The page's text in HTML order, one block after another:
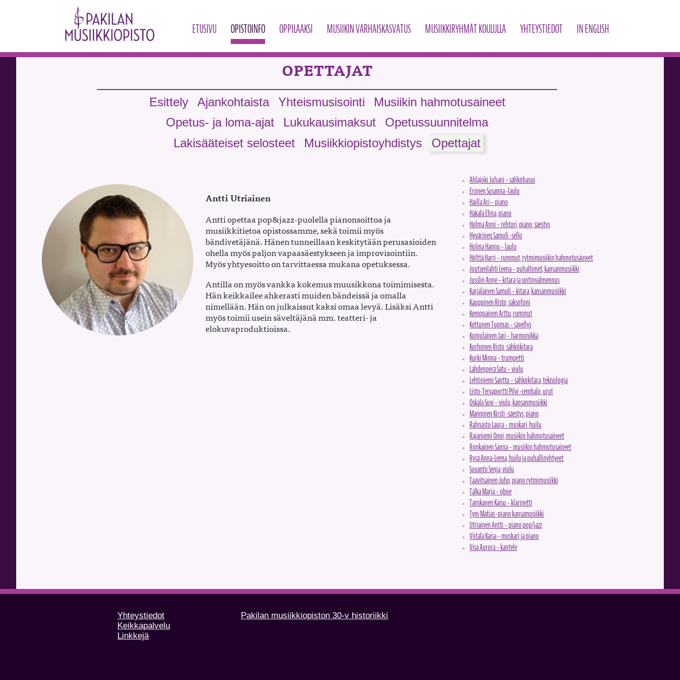
ETUSIVU OPISTOINFO OPPILAAKSI MUSIIKIN VARHAISKASVATUS MUSIIKKIRYHMÄT KOULULLA YHTEYSTIEDOT IN ENGLISH
OPETTAJAT
Esittely Ajankohtaista Yhteismusisointi
Musiikin hahmotusaineet
Opetus- ja loma-ajat
Lukukausimaksut
Opetussuunnitelma
Lakisääteiset selosteet
Musiikkiopistoyhdistys Opettajat
Antti Utriainen
Antti opettaa pop&jazz-puolella pianonsoittoa ja
musiikkitietoa opistossamme, sekä toimii myös
bändivetäjänä. Hänen tunneillaan keskitytään perusasioiden
ohella myös paljon vapaasäestykseen ja improvisointiin.
Myös yhtyesoitto on tarvittaessa mukana opetuksessa.
Antilla on myös vankka kokemus muusikkona toimimisesta.
Hän keikkailee ahkerasti muiden bändeissä ja omalla
nimellään. Hän on julkaissut kaksi omaa levyä. Lisäksi Antti
myös toimii usein säveltäjänä mm. teatteri- ja
elokuvaproduktioissa.
Ahlajoki Juhani – sähköbasso
Eronen Susanna -laulu
Hailla Ari – piano
Hakala Elina, piano
Holma Anni – rehtori, piano, säestys
Hyvärinen Samuli -sello
Holma Hannu – laulu
Hölttä Harri – rummut, rytmimusiikin hahmotusaineet
Joutsenlahti Leena – puhaltimet, kansanmusiikki
Jusslin Anne – kitara ja soitinvalmennus
Karjalainen Samuli – kitara, kansanmusiikki
Kauppinen Risto, saksofoni
Kemppainen Arttu, rummut
Kettunen Tuomas – sävellys
Komulainen Jari – harmonikka
Korhonen Risto, sähkökitara
Kurki Minna – trumpetti
Lahdenperä Satu – viulu
Lehtiniemi Santtu – sähkökitara, teknologia
Listo-Tervaportti Pilvi -cembalo, urut
Oskala Suvi – viulu, kansanmusiikki
Manninen Kirsti -säestys, piano
Rahnasto Laura – muskari, huilu
Rajaniemi Onni, musiikin hahmotusaineet
Ronkainen Sanna – musiikin hahmotusaineet
Rysä Anna-Leena, huilu ja puhallinyhtyeet
Suvanto Senja, viulu
Taavitsainen Juho, piano rytmimusiikki
Talka Marja – oboe
Tanskanen Kaisu – klarinetti
Tyni Matias -piano kansamusiikki
Utriainen Antti – piano pop/jazz
Viitala Kaisa – muskari ja piano
Visa Aurora – kantele
Yhteystiedot
Keikkapalvelu
Linkkejä
Pakilan musiikkiopiston 30-v historiikki